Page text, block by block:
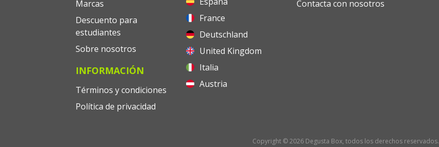
Marcas
Descuento para
estudiantes
Sobre nosotros
INFORMACIÓN
Términos y condiciones
Política de privacidad
France
Deutschland
United Kingdom
Italia
Austria
Contacta con nosotros
Copyright © 2026 Degusta Box, todos los derechos reservados.